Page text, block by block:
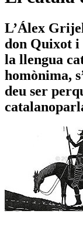
L’Álex
don Quixot i
la llengua
homònima,
deu ser